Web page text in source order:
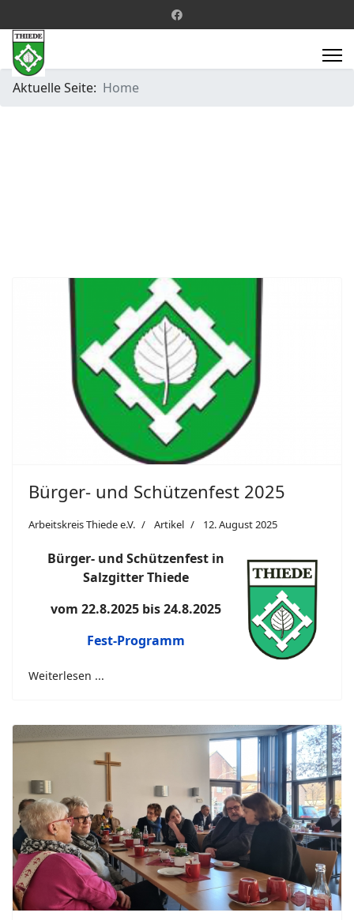
Aktuelle Seite: Home
Bürger- und Schützenfest 2025
Arbeitskreis Thiede e.V. Artikel 12. August 2025
Bürger- und Schützenfest in
Salzgitter Thiede
vom 22.8.2025 bis 24.8.2025
Fest-Programm
Weiterlesen ...